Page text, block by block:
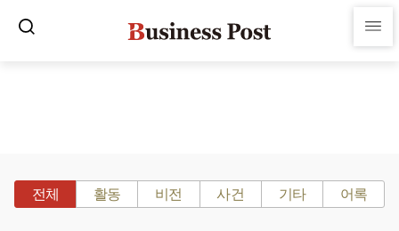
전체 활동 비전 사건 기타 어록